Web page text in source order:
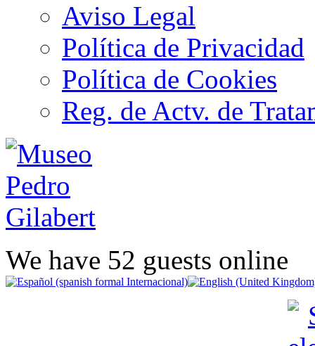
Aviso Legal
Política de Privacidad
Política de Cookies
Reg. de Actv. de
We have 52 guests online